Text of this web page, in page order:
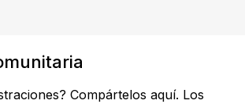
Compártelos aquí. Los